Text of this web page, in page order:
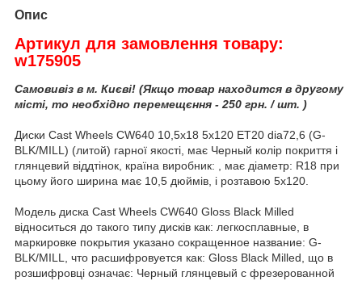
Опис
Артикул для замовлення товару:
w175905
Самовивіз в м. Києві! (Якщо товар находится в другому
місті, то необхідно перемещєння - 250 грн. / шт. )
Диски Cast Wheels CW640 10,5x18 5x120 ET20 dia72,6 (G-
BLK/MILL) (литой) гарної якості, має Черный колір покриття і
глянцевий віддтінок, країна виробник: , має діаметр: R18 при
цьому його ширина має 10,5 дюймів, і розтавою 5x120.
Модель диска Cast Wheels CW640 Gloss Black Milled
відноситься до такого типу дисків как: легкосплавные, в
маркировке покрытия указано сокращенное название: G-
BLK/MILL, что расшифровуется как: Gloss Black Milled, що в
розшифровці означає: Черный глянцевый с фрезерованной